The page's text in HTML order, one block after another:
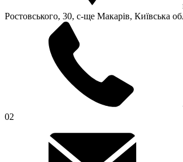
Ростовського, 30, с-ще Макарів, Київська
02